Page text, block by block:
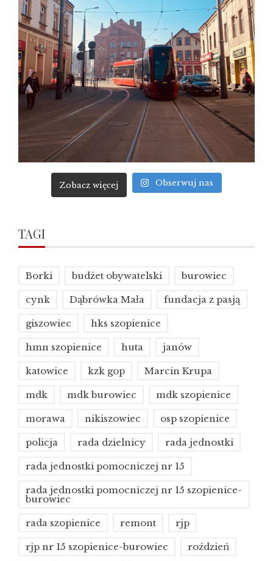
Zobacz więcej Obserwuj nas
TAGI
Borki budżet obywatelski burowiec
cynk Dąbrówka Mała fundacja z pasją
giszowiec hks szopienice
hmn szopienice huta janów
katowice kzk gop Marcin Krupa
mdk mdk burowiec mdk szopienice
morawa nikiszowiec osp szopienice
policja rada dzielnicy rada jednostki
rada jednostki pomocniczej nr 15
rada jednostki pomocniczej nr 15 szopienice-
burowiec
rada szopienice remont rjp
rjp nr 15 szopienice-burowiec roździeń